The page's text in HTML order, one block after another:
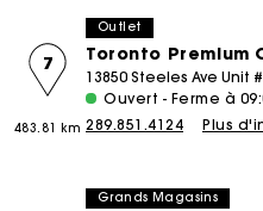
Outlet
Toronto Premium
7
483.81 km
13850 Steeles Ave Unit
Ouvert - Ferme à
289.851.4124
Plus
Grands Magasins